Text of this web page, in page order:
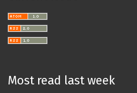
Most read last week